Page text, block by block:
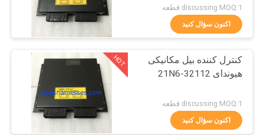
تور
کارخانه
کنترل
کیفیت
دسته سیم موتور
25
discussing MOQ:1 قطعه
اکنون سؤال کنید
HOT
کنترل کننده بیل مکانیکی
هیوندای 21N6-32112
discussing MOQ:1 قطعه
اکنون سؤال کنید